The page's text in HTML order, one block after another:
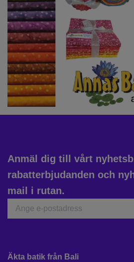
Anmäl dig till vårt
rabatterbjudanden och
mail i rutan.
Äkta batik från Bali